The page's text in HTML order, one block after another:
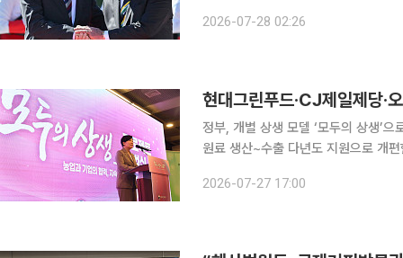
2026-07-28 02:26
정부, 개별 상생 모델 ‘모두의 상생’
원료 생산~수출 다년도 지원으로 개
정부가 컨소시엄 단위의 다년도 사업
2026-07-27 17:00